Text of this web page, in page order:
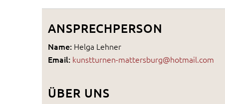
ANSPRECHPERSON
Name: Helga Lehner
Email: kunstturnen-mattersburg@hotmail.com
ÜBER UNS